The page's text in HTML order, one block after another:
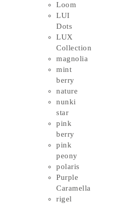
Loom
LUI
Dots
LUX
Collection
magnolia
mint
berry
nature
nunki
star
pink
berry
pink
peony
polaris
Purple
Caramella
rigel